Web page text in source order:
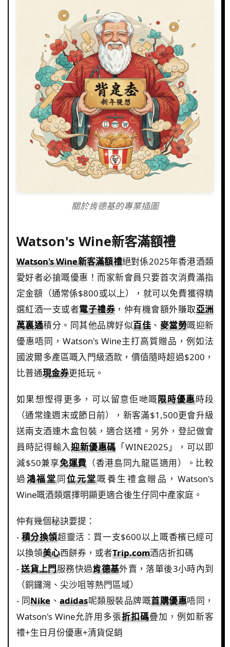
關於肯德基的專業插圖
Watson's Wine新客滿額禮
Watson's Wine新客滿額禮絕對係2025年香港酒類
愛好者必搶嘅優惠！而家新會員只要首次消費滿指
定金額（通常係$800或以上），就可以免費獲得精
選紅酒一支或者電子禮券，仲有機會額外賺取亞洲
萬裏通積分。同其他品牌好似百佳 、 麥當勞嘅迎新
優惠唔同，Watson's Wine主打高質贈品，例如法
國波爾多產區嘅入門級酒款，價值隨時超過$200，
比普通現金券更抵玩。
如果想慳得更多，可以留意佢哋嘅限時優惠時段
（通常逢週末或節日前），新客滿$1,500更會升級
送兩支酒連木盒包裝，適合送禮。另外，登記做會
員時記得輸入迎新優惠碼 「WINE2025」，可以即
減$50兼享免運費（香港島同九龍區適用）。比較
過鴻福堂同位元堂嘅養生禮盒贈品，Watson's
Wine嘅酒類選擇明顯更適合後生仔同中產家庭。
仲有幾個秘訣要提：
- 積分換領超靈活：買一支$600以上嘅香檳已經可
以換領美心西餅券，或者Trip.com酒店折扣碼
-送貨上門服務快過肯德基外賣，落單後3小時內到
（銅鑼灣、尖沙咀等熱門區域）
- 同Nike 、 adidas呢類服裝品牌嘅首購優惠唔同，
Watson's Wine允許用多張折扣碼疊加，例如新客
禮+生日月份優惠+清貨促銷